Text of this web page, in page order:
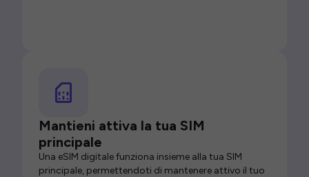
Mantieni attiva la tua SIM
principale
Una eSIM digitale funziona insieme alla tua SIM
principale, permettendoti di mantenere attivo il tuo